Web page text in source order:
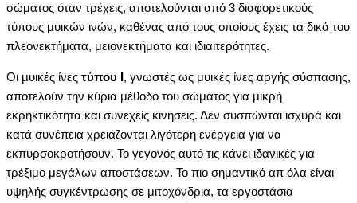
σώματος όταν τρέχεις, αποτελούνται από 3 διαφορετικούς
τύπους μυικών ινών, καθένας από τους οποίους έχεις τα δικά του
πλεονεκτήματα, μειονεκτήματα και ιδιαιτερότητες.
Οι μυικές ίνες τύπου Ι, γνωστές ως μυικές ίνες αργής σύσπασης,
αποτελούν την κύρια μέθοδο του σώματος για μικρή
εκρηκτικότητα και συνεχείς κινήσεις. Δεν συσπώνται ισχυρά και
κατά συνέπεια χρειάζονται λιγότερη ενέργεια για να
εκπυρσοκροτήσουν. Το γεγονός αυτό τις κάνει ιδανικές για
τρέξιμο μεγάλων αποστάσεων. Το πιο σημαντικό απ όλα είναι
υψηλής συγκέντρωσης σε μιτοχόνδρια, τα εργοστάσια